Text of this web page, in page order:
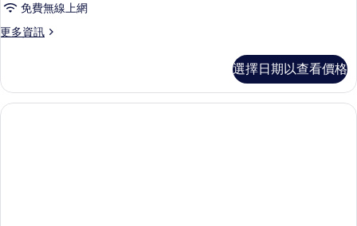
免費無線上網
更多資訊
更
的
詳
情
選擇日期以查看價格